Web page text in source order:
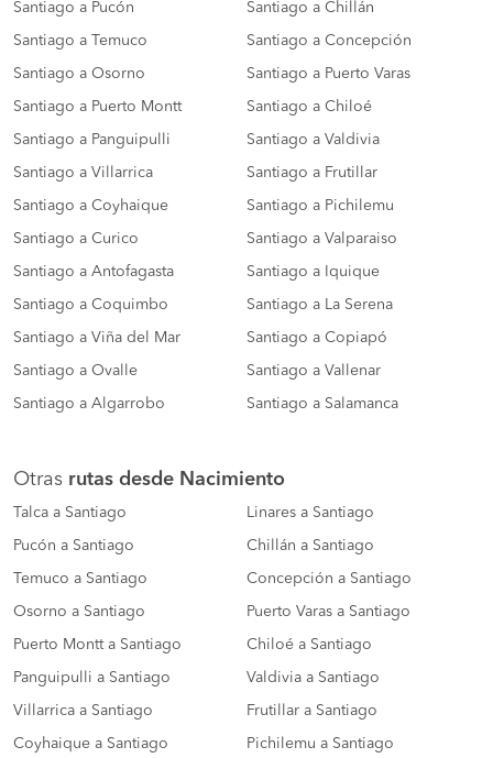
Santiago a Pucón Santiago a Chillán
Santiago a Temuco Santiago a Concepción
Santiago a Osorno Santiago a Puerto Varas
Santiago a Puerto Montt Santiago a Chiloé
Santiago a Panguipulli Santiago a Valdivia
Santiago a Villarrica Santiago a Frutillar
Santiago a Coyhaique Santiago a Pichilemu
Santiago a Curico Santiago a Valparaiso
Santiago a Antofagasta Santiago a Iquique
Santiago a Coquimbo Santiago a La Serena
Santiago a Viña del Mar Santiago a Copiapó
Santiago a Ovalle Santiago a Vallenar
Santiago a Algarrobo Santiago a Salamanca
Otras rutas desde Nacimiento
Talca a Santiago Linares a Santiago
Pucón a Santiago Chillán a Santiago
Temuco a Santiago Concepción a Santiago
Osorno a Santiago Puerto Varas a Santiago
Puerto Montt a Santiago Chiloé a Santiago
Panguipulli a Santiago Valdivia a Santiago
Villarrica a Santiago Frutillar a Santiago
Coyhaique a Santiago Pichilemu a Santiago